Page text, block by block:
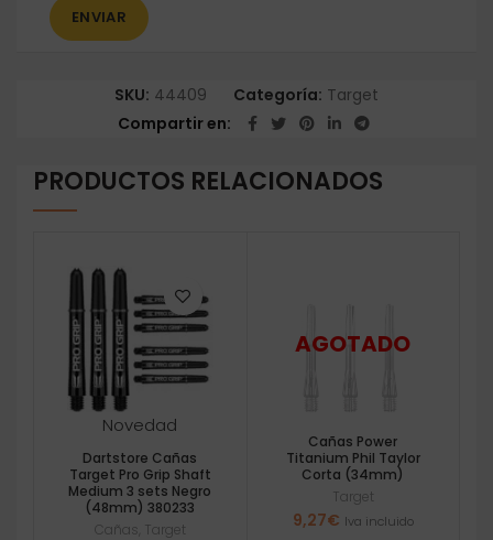
SKU: 44409 Categoría: Target
Compartir en
PRODUCTOS RELACIONADOS
Novedad
Dartstore Cañas
Target Pro Grip Shaft
Medium 3 sets Negro
(48mm) 380233
Cañas Target
Cañas Power
Titanium Phil Taylor
Corta (34mm)
Target
9,27€ Iva incluido